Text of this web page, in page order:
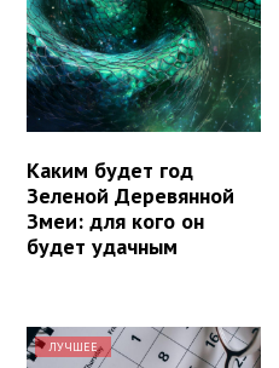
Каким будет год
Зеленой Деревянной
Змеи: для кого он
будет удачным
ЛУЧШЕЕ